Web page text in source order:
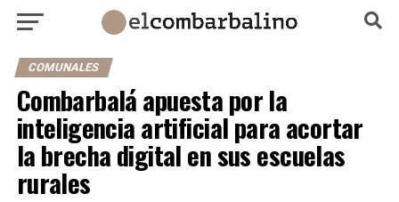
COMUNALES
Combarbalá apuesta por la
inteligencia artificial para acortar
la brecha digital en sus escuelas
rurales